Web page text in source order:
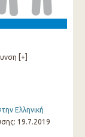
[+]
Ελληνική
19.7.2019